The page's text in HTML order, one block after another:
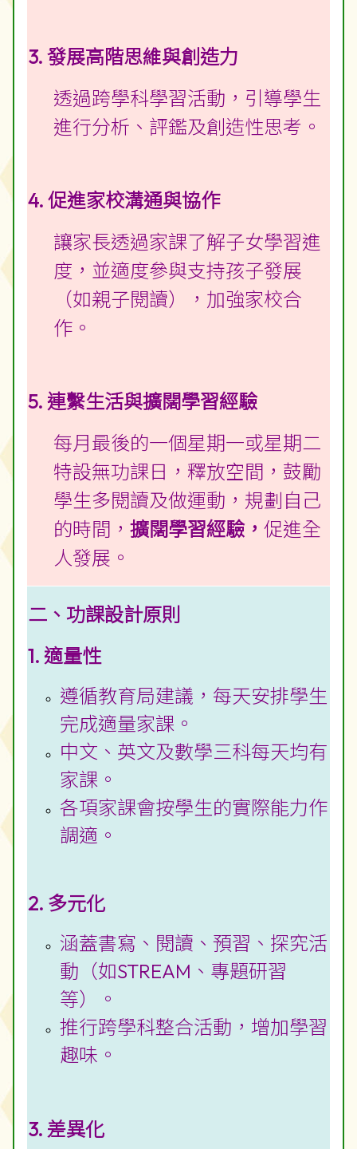
3. 發展高階思維與創造力
透過跨學科學習活動，引導學生
進行分析、評鑑及創造性思考。
4. 促進家校溝通與協作
讓家長透過家課了解子女學習進
度，並適度參與支持孩子發展
（如親子閱讀），加強家校合
作。
5. 連繫生活與擴闊學習經驗
每月最後的一個星期一或星期二
特設無功課日，釋放空間，鼓勵
學生多閱讀及做運動，規劃自己
的時間， 擴闊學習經驗， 促進全
人發展。
二、功課設計原則
1. 適量性
遵循教育局建議，每天安排學生
完成適量家課。
中文、英文及數學三科每天均有
家課。
各項家課會按學生的實際能力作
調適。
2. 多元化
涵蓋書寫、閱讀、預習、探究活
動（如STREAM、專題研習
等）。
推行跨學科整合活動，增加學習
趣味。
3. 差異化